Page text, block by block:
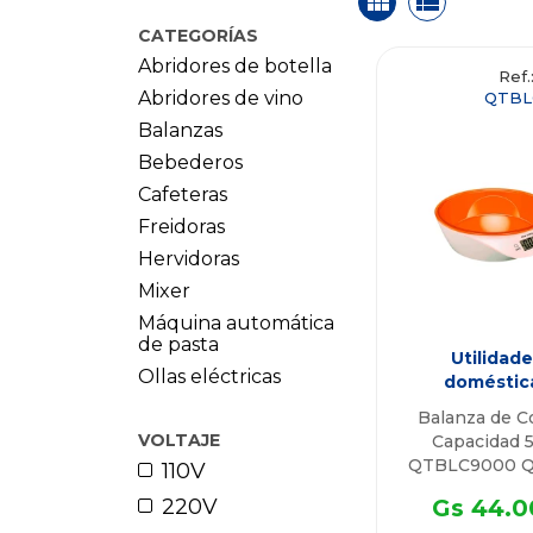
CATEGORÍAS
Abridores de botella
Abridores de vino
Balanzas
Bebederos
Cafeteras
Freidoras
Hervidoras
Mixer
Máquina automática
de pasta
Ollas eléctricas
VOLTAJE
110V
220V
Balanza de
Capacidad
QTBLC9000
Gs